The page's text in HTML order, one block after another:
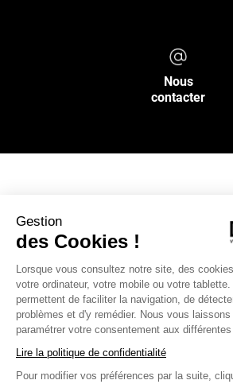
Gestion
des Cookies !
Lorsque vous consultez notre site, des
votre ordinateur, votre mobile ou votre
permettent de faciliter la navigation, de
problèmes et d'y remédier. Nous vous
paramétrer votre consentement aux
Lire la politique de confidentialité
Pour modifier vos préférences par la suite,
Nous
contacter
INFOS PRATIQUES
L’ENSEIGNE DISTRICENTER
Suivez-nous
Moyens de paiement